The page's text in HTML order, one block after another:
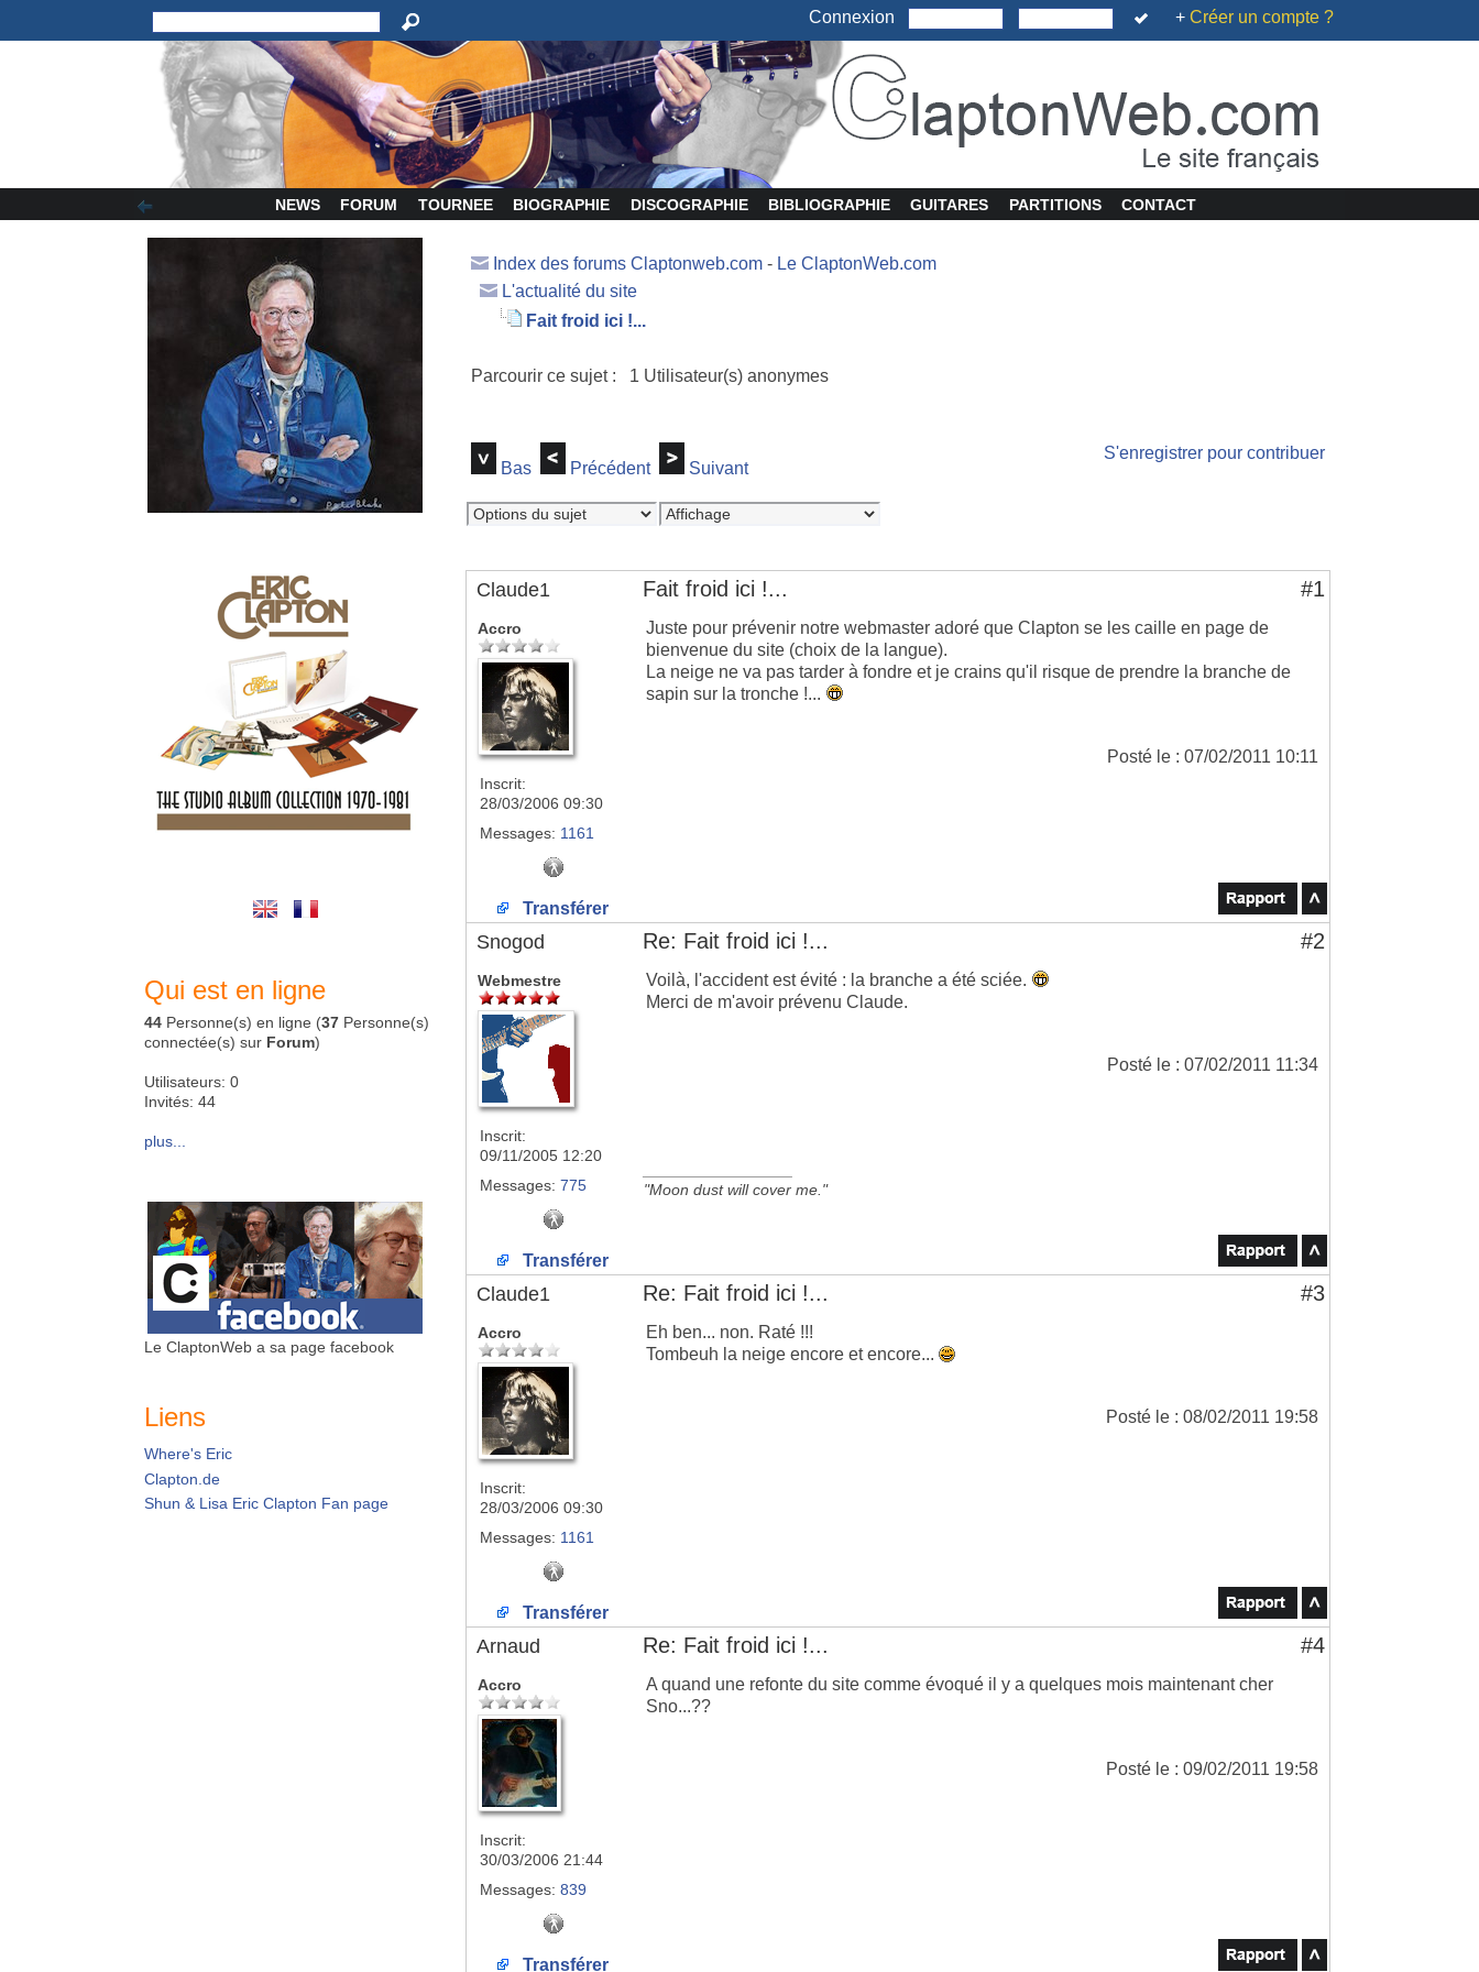
Connexion + Créer un compte ?
NEWS FORUM TOURNEE BIOGRAPHIE DISCOGRAPHIE BIBLIOGRAPHIE GUITARES PARTITIONS CONTACT
Qui est en ligne
44 Personne(s) en ligne (37 Personne(s)
connectée(s) sur Forum)
Utilisateurs: 0
Invités: 44
plus...
Le ClaptonWeb a sa page facebook
Liens
Where's Eric
Clapton.de
Shun & Lisa Eric Clapton Fan page
Index des forums Claptonweb.com - Le ClaptonWeb.com
L'actualité du site
Fait froid ici !...
Parcourir ce sujet : 1 Utilisateur(s) anonymes
Bas Précédent Suivant
S'enregistrer pour contribuer
Claude1 Fait froid ici !... #1
Accro
Inscrit:
28/03/2006 09:30
Messages: 1161
Juste pour prévenir notre webmaster adoré que Clapton se les caille en page de
bienvenue du site (choix de la langue).
La neige ne va pas tarder à fondre et je crains qu'il risque de prendre la branche de
sapin sur la tronche !...
Posté le : 07/02/2011 10:11
Transférer
Snogod Re: Fait froid ici !... #2
Webmestre
Inscrit:
09/11/2005 12:20
Messages: 775
Voilà, l'accident est évité : la branche a été sciée.
Merci de m'avoir prévenu Claude.
Posté le : 07/02/2011 11:34
"Moon dust will cover me."
Transférer
Claude1 Re: Fait froid ici !... #3
Accro
Inscrit:
28/03/2006 09:30
Messages: 1161
Eh ben... non. Raté !!!
Tombeuh la neige encore et encore...
Posté le : 08/02/2011 19:58
Transférer
Arnaud Re: Fait froid ici !... #4
Accro
Inscrit:
30/03/2006 21:44
Messages: 839
A quand une refonte du site comme évoqué il y a quelques mois maintenant cher
Sno...??
Posté le : 09/02/2011 19:58
Transférer